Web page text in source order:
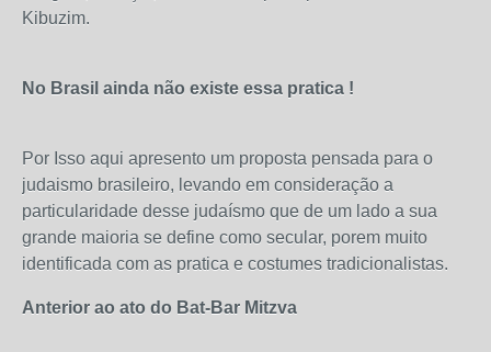
Kibuzim.
No Brasil ainda não existe essa pratica !
Por Isso aqui apresento um proposta pensada para o
judaismo brasileiro, levando em consideração a
particularidade desse judaísmo que de um lado a sua
grande maioria se define como secular, porem muito
identificada com as pratica e costumes tradicionalistas.
Anterior ao ato do Bat-Bar Mitzva